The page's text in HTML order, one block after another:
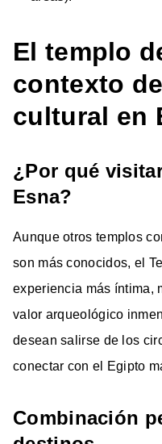
El templo
contexto
cultural en
¿Por qué
Esna?
Aunque otros templos
son más conocidos, el
experiencia más íntima,
valor arqueológico
desean salirse de los
conectar con el Egipto
Combinación